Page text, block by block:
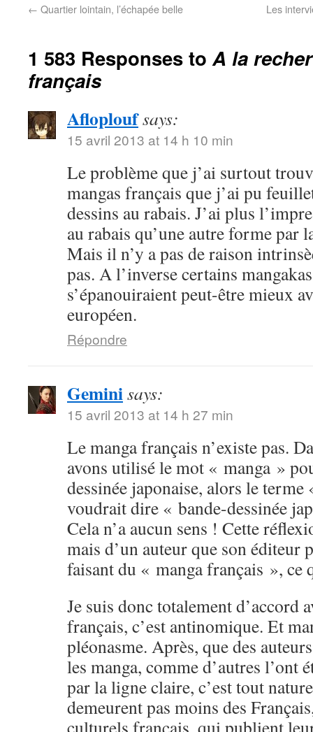
← Quartier lointain, l’échapée belle Les
1 583 Responses toA la
français
Afloploufsays:
15 avril 2013 at 14 h 10 min
Le problème que j’ai surtout
mangas français que j’ai pu
dessins au rabais. J’ai plus
au rabais qu’une autre forme par
Mais il n’y a pas de raison
pas. A l’inverse certains
s’épanouiraient peut-être mieux
européen.
Répondre
Geminisays:
15 avril 2013 at 14 h 27 min
Le manga français n’existe pas.
avons utilisé le mot « manga »
dessinée japonaise, alors le
voudrait dire « bande-dessinée
Cela n’a aucun sens ! Cette
mais d’un auteur que son éditeur
faisant du « manga français », ce
Je suis donc totalement d’accord
français, c’est antinomique. Et
pléonasme. Après, que des
les manga, comme d’autres l’ont
par la ligne claire, c’est tout
demeurent pas moins des
culturels français, qui publient